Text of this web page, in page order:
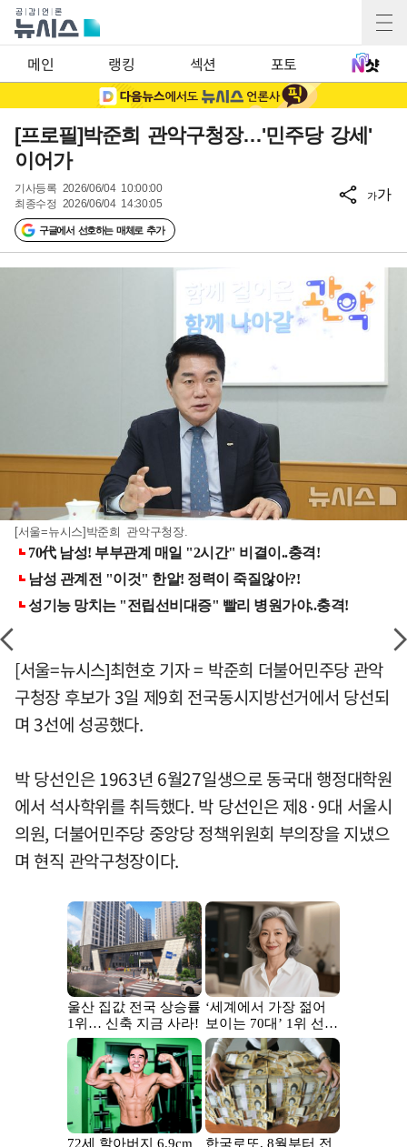
메인 랭킹 섹션 포토
[프로필]박준희 관악구청장…'민주당 강세'
이어가
기사등록 2026/06/04 10:00:00
최종수정 2026/06/04 14:30:05
구글에서 선호하는 매체로 추가
가가
[서울=뉴시스]박준희 관악구청장.
[서울=뉴시스]최현호 기자 = 박준희 더불어민주당 관악
구청장 후보가 3일 제9회 전국동시지방선거에서 당선되
며 3선에 성공했다.
박 당선인은 1963년 6월27일생으로 동국대 행정대학원
에서 석사학위를 취득했다. 박 당선인은 제8·9대 서울시
의원, 더불어민주당 중앙당 정책위원회 부의장을 지냈으
며 현직 관악구청장이다.